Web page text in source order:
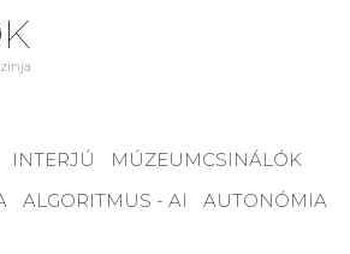
INTERJÚ
MÚZEUMCSINÁLÓK
ALGORITMUS - AI AUTONÓMIA